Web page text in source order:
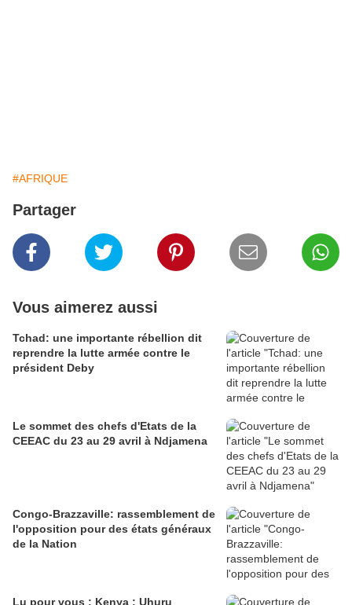
#AFRIQUE
Partager
Vous aimerez aussi
Tchad: une importante rébellion dit
reprendre la lutte armée contre le
président Deby
Le sommet des chefs d'Etats de la
CEEAC du 23 au 29 avril à Ndjamena
Congo-Brazzaville: rassemblement de
l'opposition pour des états généraux
de la Nation
Lu pour vous : Kenya : Uhuru